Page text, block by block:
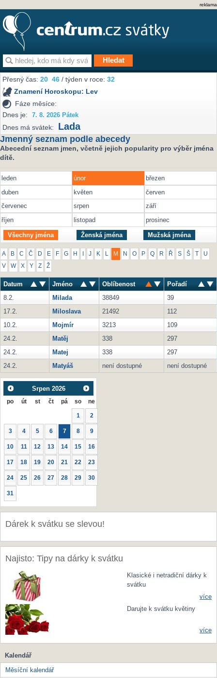
reklama
Přesný čas:20 46 / týden v roce:32
Znamení Horoskopu: Lev
Fáze měsíce:
Dnes je:
7. 8. 2026 Pátek
Dnes má svátek: Lada
Jmenný seznam podle abecedy
Abecední seznam jmen, včetně jejich popularity pro výběr jména
dítě.
leden únor
březen
duben
květen
červen
červenec
srpen
září
říjen
listopad prosinec
Všechny jména Ženská jména Mužská jména
A B C Č D E F G H J K M N O P Q R Ř S Š U
V W X Y Z Ž
Datum Jméno Oblíbenost
Pořadí
8.2.
Milada 38849
39
17.2.
Miloslava 21492
112
10.2.
Mojmír 3213
109
24.2.
Matěj 338
297
24.2.
Matej 338
297
24.2.
Matyáš není dostupné není dostupné
Srpen 2026
po út st čt pá so ne
1 2
3 4 5 6 7 8 9
10 11 12 13 14 15 16
17 18 19 20 21 22 23
24 25 26 27 28 29 30
31
Dárek k svátku se slevou!
Najisto: Tipy na dárky k svátku
Klasické i netradiční dárky k
svátku
více
Darujte k svátku květiny
více
Kalendář
Měsíční kalendář